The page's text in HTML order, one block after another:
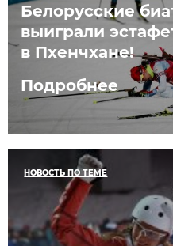
Белорусские
выиграли
в Пхенчхане!
Подробнее
НОВОСТЬ ПО ТЕМЕ